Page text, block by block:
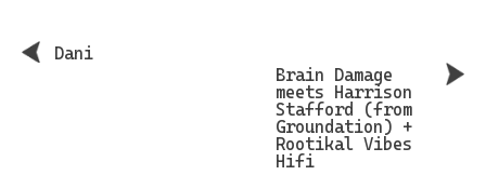
Dani
Brain Damage
meets Harrison
Stafford (from
Groundation) +
Rootikal Vibes
Hifi